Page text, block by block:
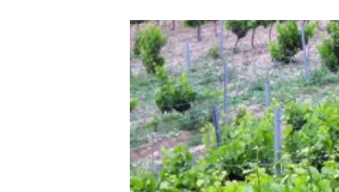
Oficina de prensa
Ciencia abierta y gestión del conocimiento
Documentación
NOTICIAS Y AGENDA
Eventos anteriores